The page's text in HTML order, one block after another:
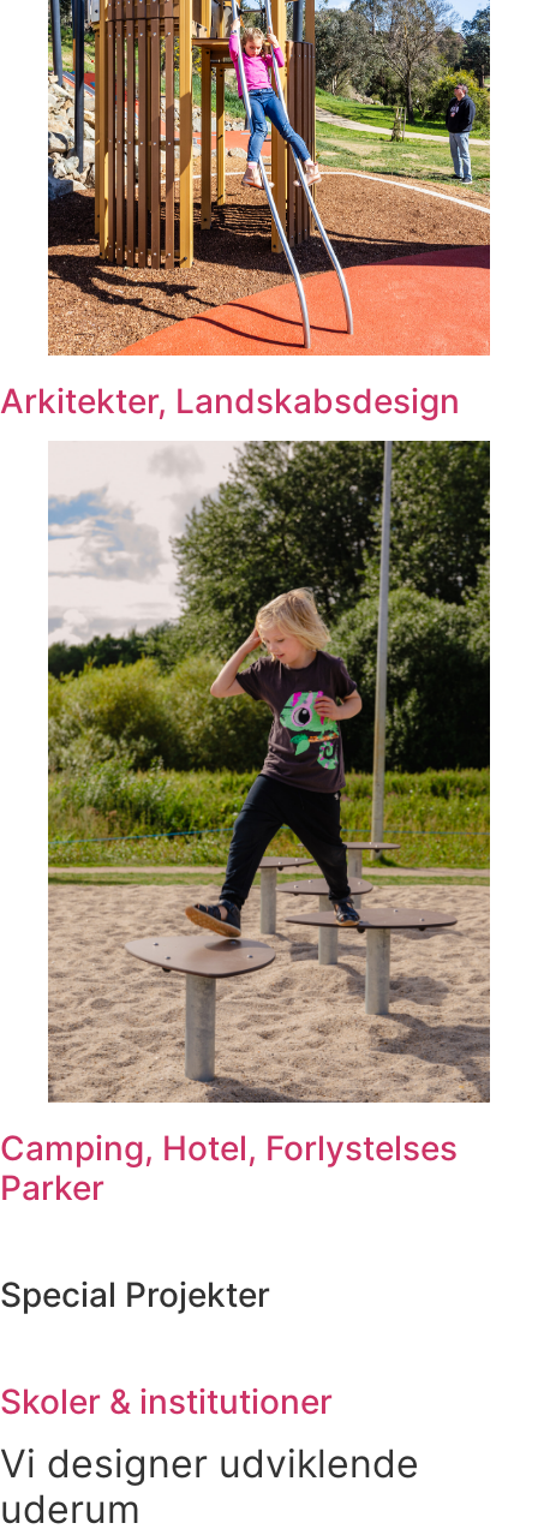
Arkitekter, Landskabsdesign
Camping, Hotel, Forlystelses
Parker
Special Projekter
Skoler & institutioner
Vi designer udviklende
uderum